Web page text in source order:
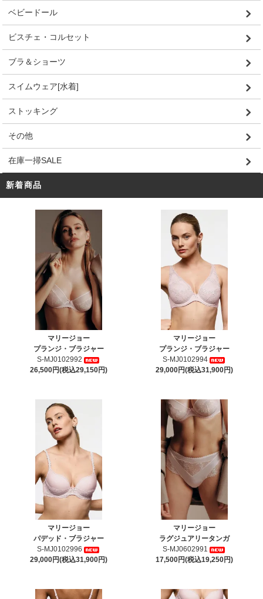
ベビードール
ビスチェ・コルセット
ブラ＆ショーツ
スイムウェア[水着]
ストッキング
その他
在庫一掃SALE
新着商品
マリージョー
プランジ・ブラジャー
S-MJ0102992
26,500円(税込29,150円)
マリージョー
プランジ・ブラジャー
S-MJ0102994
29,000円(税込31,900円)
マリージョー
パデッド・ブラジャー
S-MJ0102996
29,000円(税込31,900円)
マリージョー
ラグジュアリータンガ
S-MJ0602991
17,500円(税込19,250円)